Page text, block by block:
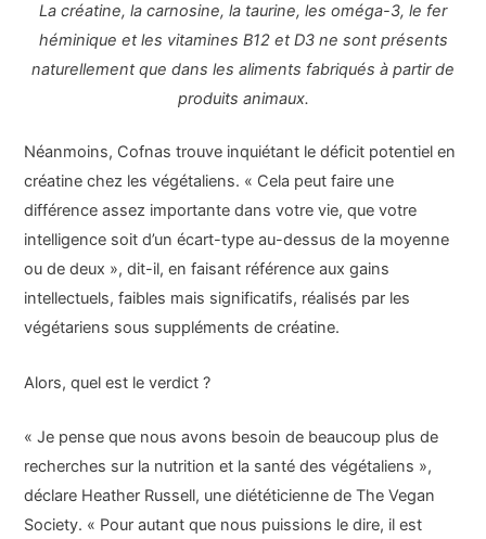
La créatine, la carnosine, la taurine, les oméga-3, le fer
héminique et les vitamines B12 et D3 ne sont présents
naturellement que dans les aliments fabriqués à partir de
produits animaux.
Néanmoins, Cofnas trouve inquiétant le déficit potentiel en
créatine chez les végétaliens. « Cela peut faire une
différence assez importante dans votre vie, que votre
intelligence soit d’un écart-type au-dessus de la moyenne
ou de deux », dit-il, en faisant référence aux gains
intellectuels, faibles mais significatifs, réalisés par les
végétariens sous suppléments de créatine.
Alors, quel est le verdict ?
« Je pense que nous avons besoin de beaucoup plus de
recherches sur la nutrition et la santé des végétaliens »,
déclare Heather Russell, une diététicienne de The Vegan
Society. « Pour autant que nous puissions le dire, il est